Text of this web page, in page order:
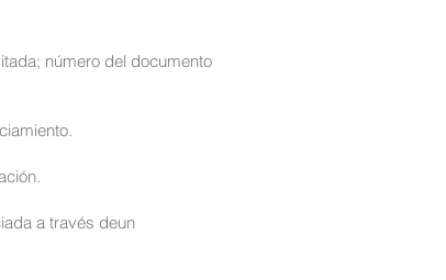
número del documento
a través deun